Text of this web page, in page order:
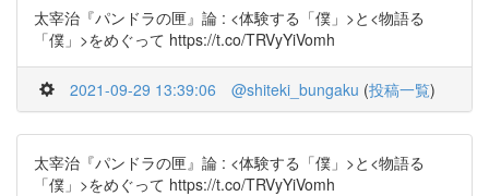
太宰治『パンドラの匣』論 : <体験する「僕」>と<物語る
「僕」>をめぐって https://t.co/TRVyYiVomh
2021-09-29 13:39:06 @shiteki_bungaku (投稿一覧)
太宰治『パンドラの匣』論 : <体験する「僕」>と<物語る
「僕」>をめぐって https://t.co/TRVyYiVomh